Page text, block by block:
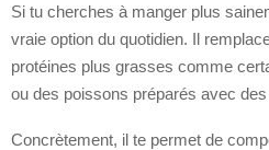
Si tu cherches à manger plus
vraie option du quotidien. Il
protéines plus grasses comme
ou des poissons préparés avec
Concrètement, il te permet de